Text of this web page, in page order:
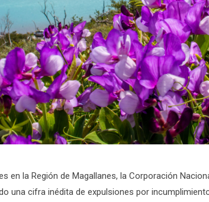
en la Región de Magallanes, la Corporación
una cifra inédita de expulsiones por